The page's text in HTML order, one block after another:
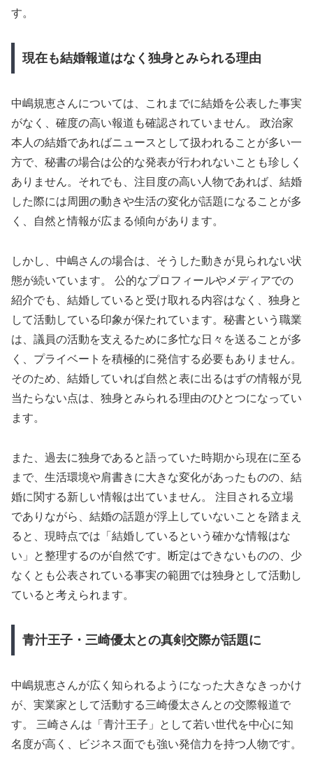
す。
現在も結婚報道はなく独身とみられる理由
中嶋規恵さんについては、これまでに結婚を公表した事実
がなく、確度の高い報道も確認されていません。 政治家
本人の結婚であればニュースとして扱われることが多い一
方で、秘書の場合は公的な発表が行われないことも珍しく
ありません。それでも、注目度の高い人物であれば、結婚
した際には周囲の動きや生活の変化が話題になることが多
く、自然と情報が広まる傾向があります。
しかし、中嶋さんの場合は、そうした動きが見られない状
態が続いています。 公的なプロフィールやメディアでの
紹介でも、結婚していると受け取れる内容はなく、独身と
して活動している印象が保たれています。秘書という職業
は、議員の活動を支えるために多忙な日々を送ることが多
く、プライベートを積極的に発信する必要もありません。
そのため、結婚していれば自然と表に出るはずの情報が見
当たらない点は、独身とみられる理由のひとつになってい
ます。
また、過去に独身であると語っていた時期から現在に至る
まで、生活環境や肩書きに大きな変化があったものの、結
婚に関する新しい情報は出ていません。 注目される立場
でありながら、結婚の話題が浮上していないことを踏まえ
ると、現時点では「結婚しているという確かな情報はな
い」と整理するのが自然です。断定はできないものの、少
なくとも公表されている事実の範囲では独身として活動し
ていると考えられます。
青汁王子・三崎優太との真剣交際が話題に
中嶋規恵さんが広く知られるようになった大きなきっかけ
が、実業家として活動する三崎優太さんとの交際報道で
す。 三崎さんは「青汁王子」として若い世代を中心に知
名度が高く、ビジネス面でも強い発信力を持つ人物です。